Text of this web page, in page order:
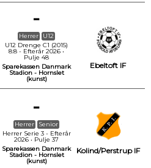
-
Herrer
U12
U12 Drenge C1 (2015)
8:8 - Efterår 2026 •
Pulje 48
Sparekassen Danmark
Stadion - Hornslet
(kunst)
Ebeltoft IF
-
Herrer
Senior
Herrer Serie 3 - Efterår
2026 • Pulje 37
Sparekassen Danmark
Stadion - Hornslet
(kunst)
Kolind/Perstrup IF